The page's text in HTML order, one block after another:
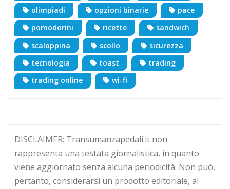
olimpiadi
opzioni binarie
pace
pomodorini
ricette
sandwich
scaloppina
scollo
sicurezza
tecnologia
toast
trading
trading online
wi-fi
DISCLAIMER: Transumanzapedali.it non
rappresenta una testata giornalistica, in quanto
viene aggiornato senza alcuna periodicità. Non può,
pertanto, considerarsi un prodotto editoriale, ai